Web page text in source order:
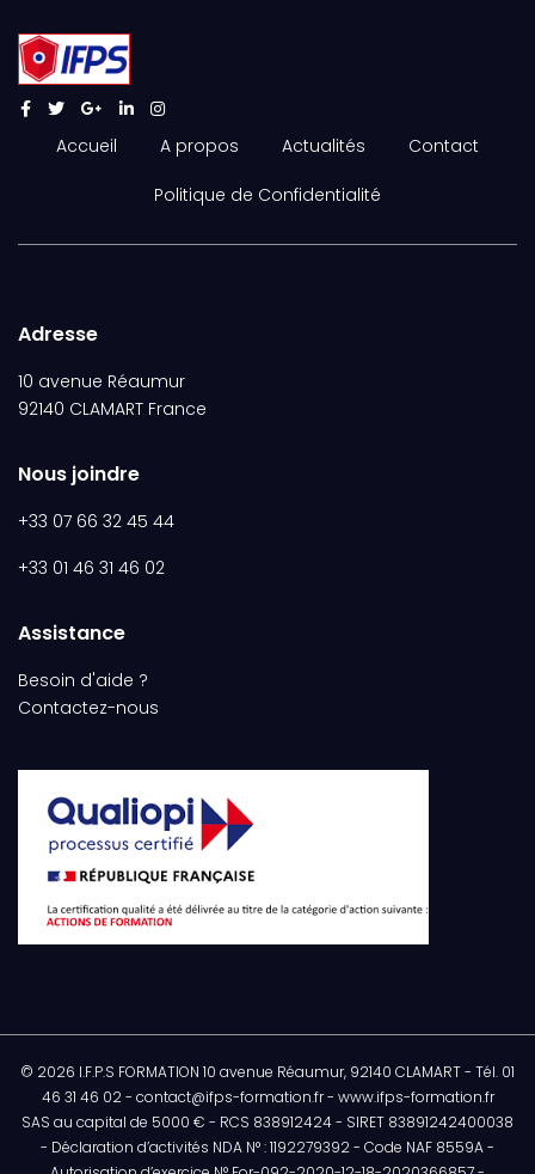
Accueil A propos Actualités Contact
Politique de Confidentialité
Adresse
10 avenue Réaumur
92140 CLAMART France
Nous joindre
+33 07 66 32 45 44
+33 01 46 31 46 02
Assistance
Besoin d'aide ?
Contactez-nous
© 2026 I.F.P.S FORMATION 10 avenue Réaumur, 92140 CLAMART - Tél. 01
46 31 46 02 - contact@ifps-formation.fr - www.ifps-formation.fr
SAS au capital de 5000 € - RCS 838912424 - SIRET 83891242400038
- Déclaration d’activités NDA N° : 1192279392 - Code NAF 8559A -